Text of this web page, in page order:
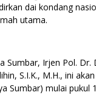
dai kondang
utama.
Sumbar, Irjen Pol. Dr.
S.I.K., M.H., ini
Sumbar) mulai pukul